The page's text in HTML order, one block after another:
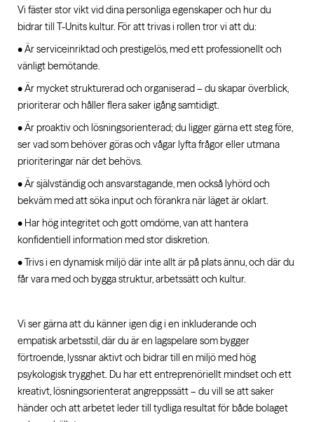
Vi fäster stor vikt vid dina personliga egenskaper och hur du
bidrar till T-Units kultur. För att trivas i rollen tror vi att du:
• Är serviceinriktad och prestigelös, med ett professionellt och
vänligt bemötande.
• Är mycket strukturerad och organiserad – du skapar överblick,
prioriterar och håller flera saker igång samtidigt.
• Är proaktiv och lösningsorienterad; du ligger gärna ett steg före,
ser vad som behöver göras och vågar lyfta frågor eller utmana
prioriteringar när det behövs.
• Är självständig och ansvarstagande, men också lyhörd och
bekväm med att söka input och förankra när läget är oklart.
• Har hög integritet och gott omdöme, van att hantera
konfidentiell information med stor diskretion.
• Trivs i en dynamisk miljö där inte allt är på plats ännu, och där du
får vara med och bygga struktur, arbetssätt och kultur.
Vi ser gärna att du känner igen dig i en inkluderande och
empatisk arbetsstil, där du är en lagspelare som bygger
förtroende, lyssnar aktivt och bidrar till en miljö med hög
psykologisk trygghet. Du har ett entreprenöriellt mindset och ett
kreativt, lösningsorienterat angreppssätt – du vill se att saker
händer och att arbetet leder till tydliga resultat för både bolaget